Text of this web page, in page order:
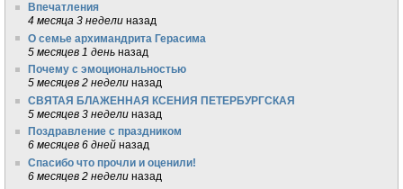
Впечатления
4 месяца 3 недели назад
О семье архимандрита Герасима
5 месяцев 1 день назад
Почему с эмоциональностью
5 месяцев 2 недели назад
СВЯТАЯ БЛАЖЕННАЯ КСЕНИЯ ПЕТЕРБУРГСКАЯ
5 месяцев 3 недели назад
Поздравление с праздником
6 месяцев 6 дней назад
Спасибо что прочли и оценили!
6 месяцев 2 недели назад